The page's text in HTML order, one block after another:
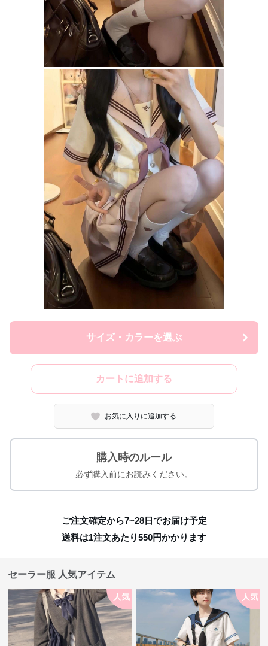
サイズ・カラーを選ぶ
カートに追加する
お気に入りに追加する
購入時のルール
必ず購入前にお読みください。
ご注文確定から7~28日でお届け予定
送料は1注文あたり550円かかります
セーラー服 人気アイテム
人気 人気